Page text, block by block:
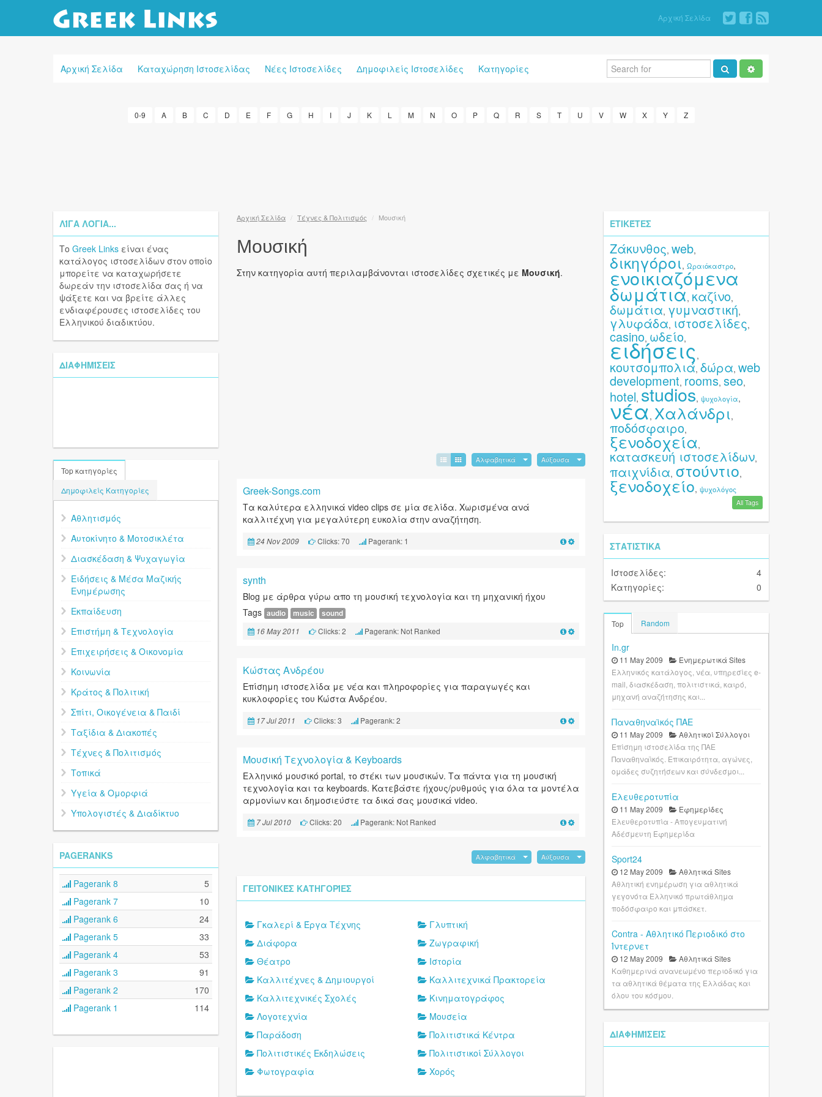
Αρχική Σελίδα
Αρχική Σελίδα Καταχώρηση Ιστοσελίδας Νέες Ιστοσελίδες Δημοφιλείς Ιστοσελίδες Κατηγορίες
0-9 A B C D E F G H I J K L M N O P Q R S T U V W X Y Z
ΛΊΓΑ ΛΌΓΙΑ...
Το Greek Links είναι ένας
κατάλογος ιστοσελίδων στον οποίο
μπορείτε να καταχωρήσετε
δωρεάν την ιστοσελίδα σας ή να
ψάξετε και να βρείτε άλλες
ενδιαφέρουσες ιστοσελίδες του
Ελληνικού διαδικτύου.
ΔΙΑΦΗΜΊΣΕΙΣ
Top κατηγορίες
Δημοφιλείς Κατηγορίες
Αθλητισμός
Αυτοκίνητο & Μοτοσικλέτα
Διασκέδαση & Ψυχαγωγία
Ειδήσεις & Μέσα Μαζικής
Ενημέρωσης
Εκπαίδευση
Επιστήμη & Τεχνολογία
Επιχειρήσεις & Οικονομία
Κοινωνία
Κράτος & Πολιτική
Σπίτι, Οικογένεια & Παιδί
Ταξίδια & Διακοπές
Τέχνες & Πολιτισμός
Τοπικά
Υγεία & Ομορφιά
Υπολογιστές & Διαδίκτυο
PAGERANKS
Pagerank 8
5
Pagerank 7
10
Pagerank 6
24
Pagerank 5
33
Pagerank 4
53
Pagerank 3
91
Pagerank 2
170
Pagerank 1
114
Αρχική Σελίδα / Τέχνες & Πολιτισμός / Μουσική
Μουσική
Στην κατηγορία αυτή περιλαμβάνονται ιστοσελίδες σχετικές με Μουσική.
Αλφαβητικά Αύξουσα
Greek-Songs.com
Τα καλύτερα ελληνικά video clips σε μία σελίδα. Χωρισμένα ανά
καλλιτέχνη για μεγαλύτερη ευκολία στην αναζήτηση.
24 Nov 2009 Clicks: 70 Pagerank: 1
synth
Blog με άρθρα γύρω απο τη μουσική τεχνολογία και τη μηχανική ήχου
Tags audio music sound
16 May 2011 Clicks: 2 Pagerank: Not Ranked
Κώστας Ανδρέου
Επίσημη ιστοσελίδα με νέα και πληροφορίες για παραγωγές και
κυκλοφορίες του Κώστα Ανδρέου.
17 Jul 2011 Clicks: 3 Pagerank: 2
Μουσική Τεχνολογία & Keyboards
Ελληνικό μουσικό portal, το στέκι των μουσικών. Τα πάντα για τη μουσική
τεχνολογία και τα keyboards. Κατεβάστε ήχους/ρυθμούς για όλα τα μοντέλα
αρμονίων και δημοσιεύστε τα δικά σας μουσικά video.
7 Jul 2010 Clicks: 20 Pagerank: Not Ranked
Αλφαβητικά Αύξουσα
ΓΕΙΤΟΝΙΚΈΣ ΚΑΤΗΓΟΡΊΕΣ
Γκαλερί & Έργα Τέχνης
Γλυπτική
Διάφορα
Ζωγραφική
Θέατρο
Ιστορία
Καλλιτέχνες & Δημιουργοί
Καλλιτεχνικά Πρακτορεία
Καλλιτεχνικές Σχολές
Κινηματογράφος
Λογοτεχνία
Μουσεία
Παράδοση
Πολιτιστικά Κέντρα
Πολιτιστικές Εκδηλώσεις
Πολιτιστικοί Σύλλογοι
Φωτογραφία
Χορός
ΕΤΙΚΈΤΕΣ
Ζάκυνθος, web,
δικηγόροι, Ωραιόκαστρο,
ενοικιαζόμενα
δωμάτια, καζίνο,
δωμάτια, γυμναστική,
γλυφάδα, ιστοσελίδες,
casino, ωδείο,
ειδήσεις ,
κουτσομπολιά, δώρα, web
development, rooms, seo,
hotel, studios, ψυχολογία,
νέα, Χαλάνδρι,
ποδόσφαιρο,
ξενοδοχεία,
κατασκευή ιστοσελίδων,
παιχνίδια, στούντιο,
ξενοδοχείο, ψυχολόγος
All Tags
ΣΤΑΤΙΣΤΙΚΆ
Ιστοσελίδες:
4
Κατηγορίες:
0
Top Random
In.gr
11 May 2009
Ενημερωτικά Sites
Ελληνικός κατάλογος, νέα, υπηρεσίες e-
mail, διασκέδαση, πολιτιστικά, καιρό,
μηχανή αναζήτησης και...
Παναθηναϊκός ΠΑΕ
11 May 2009
Αθλητικοί Σύλλογοι
Επίσημη ιστοσελίδα της ΠΑΕ
Παναθηναϊκός. Επικαιρότητα, αγώνες,
ομάδες συζητήσεων και σύνδεσμοι...
Ελευθεροτυπία
11 May 2009
Εφημερίδες
Ελευθεροτυπία - Απογευματινή
Αδέσμευτη Εφημερίδα
Sport24
12 May 2009
Αθλητικά Sites
Αθλητική ενημέρωση για αθλητικά
γεγονότα Ελληνικό πρωτάθλημα
ποδόσφαιρο και μπάσκετ.
Contra - Αθλητικό Περιοδικό στο
Ίντερνετ
12 May 2009
Αθλητικά Sites
Καθημερινά ανανεωμένο περιοδικό για
τα αθλητικά θέματα της Ελλάδας και
όλου του κόσμου.
ΔΙΑΦΗΜΊΣΕΙΣ